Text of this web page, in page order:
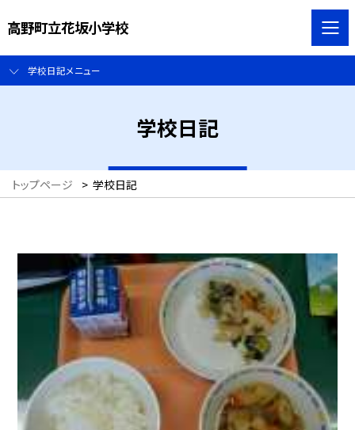
高野町立花坂小学校
学校日記メニュー
学校日記
トップページ > 学校日記